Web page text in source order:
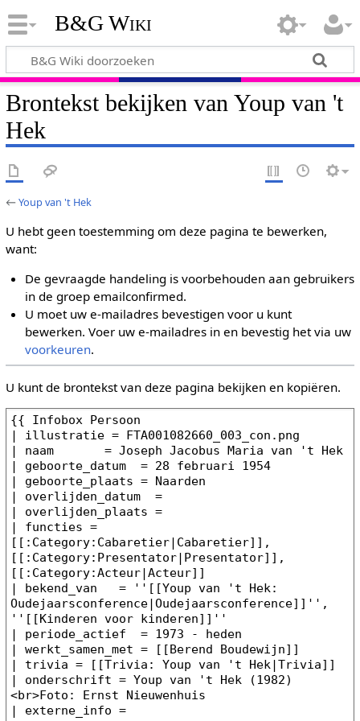
B&G Wiki
Brontekst bekijken van Youp van 't
Hek
←Youp van 't Hek
U hebt geen toestemming om deze pagina te bewerken,
want:
De gevraagde handeling is voorbehouden aan gebruikers
in de groep emailconfirmed.
U moet uw e-mailadres bevestigen voor u kunt
bewerken. Voer uw e-mailadres in en bevestig het via uw
voorkeuren.
U kunt de brontekst van deze pagina bekijken en kopiëren.